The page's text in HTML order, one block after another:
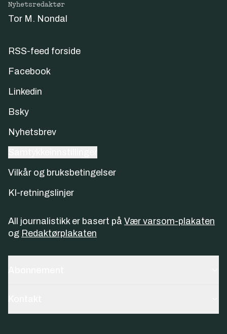
Nyhetsredaktør
Tor M. Nondal
RSS-feed forside
Facebook
Linkedin
Bsky
Nyhetsbrev
Vilkår og bruksbetingelser
KI-retningslinjer
All journalistikk er basert på Vær varsom-plakaten
og Redaktørplakaten